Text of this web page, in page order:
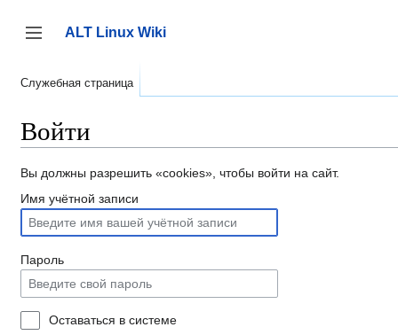
содержанию
Переключить боковую панель
ALT Linux Wiki
Служебная страница
Войти
Вы должны разрешить «cookies», чтобы войти на сайт.
Имя учётной записи
Пароль
Оставаться в системе